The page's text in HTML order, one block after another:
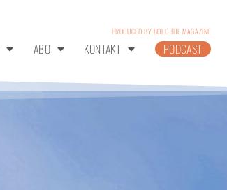
PRODUCED BY BOLD THE MAGAZINE
ABO KONTAKT PODCAST